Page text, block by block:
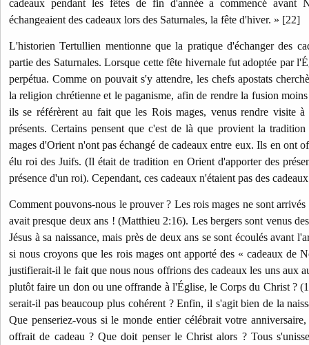
cadeaux pendant les fêtes de fin d'année a commencé avant
échangeaient des cadeaux lors des Saturnales, la fête d'hiver. » [22]
L'historien Tertullien mentionne que la pratique d'échanger des
partie des Saturnales. Lorsque cette fête hivernale fut adoptée par
perpétua. Comme on pouvait s'y attendre, les chefs apostats
la religion chrétienne et le paganisme, afin de rendre la fusion
ils se référèrent au fait que les Rois mages, venus rendre visite
présents. Certains pensent que c'est de là que provient la
mages d'Orient n'ont pas échangé de cadeaux entre eux. Ils en ont
élu roi des Juifs. (Il était de tradition en Orient d'apporter des
présence d'un roi). Cependant, ces cadeaux n'étaient pas des
Comment pouvons-nous le prouver ? Les rois mages ne sont arrivés
avait presque deux ans ! (Matthieu 2:16). Les bergers sont venus
Jésus à sa naissance, mais près de deux ans se sont écoulés avant
si nous croyons que les rois mages ont apporté des « cadeaux de
justifierait-il le fait que nous nous offrions des cadeaux les uns aux
plutôt faire un don ou une offrande à l'Église, le Corps du Christ ?
serait-il pas beaucoup plus cohérent ? Enfin, il s'agit bien de la
Que penseriez-vous si le monde entier célébrait votre
offrait de cadeau ? Que doit penser le Christ alors ? Tous